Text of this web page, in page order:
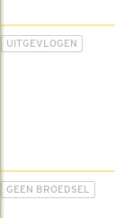
UITGEVLOGEN
GEEN BROEDSEL